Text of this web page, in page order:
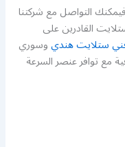
التواصل مع شركتنا
القادرين على
ستلايت هنديوسوري
مع توافر عنصر السرعة